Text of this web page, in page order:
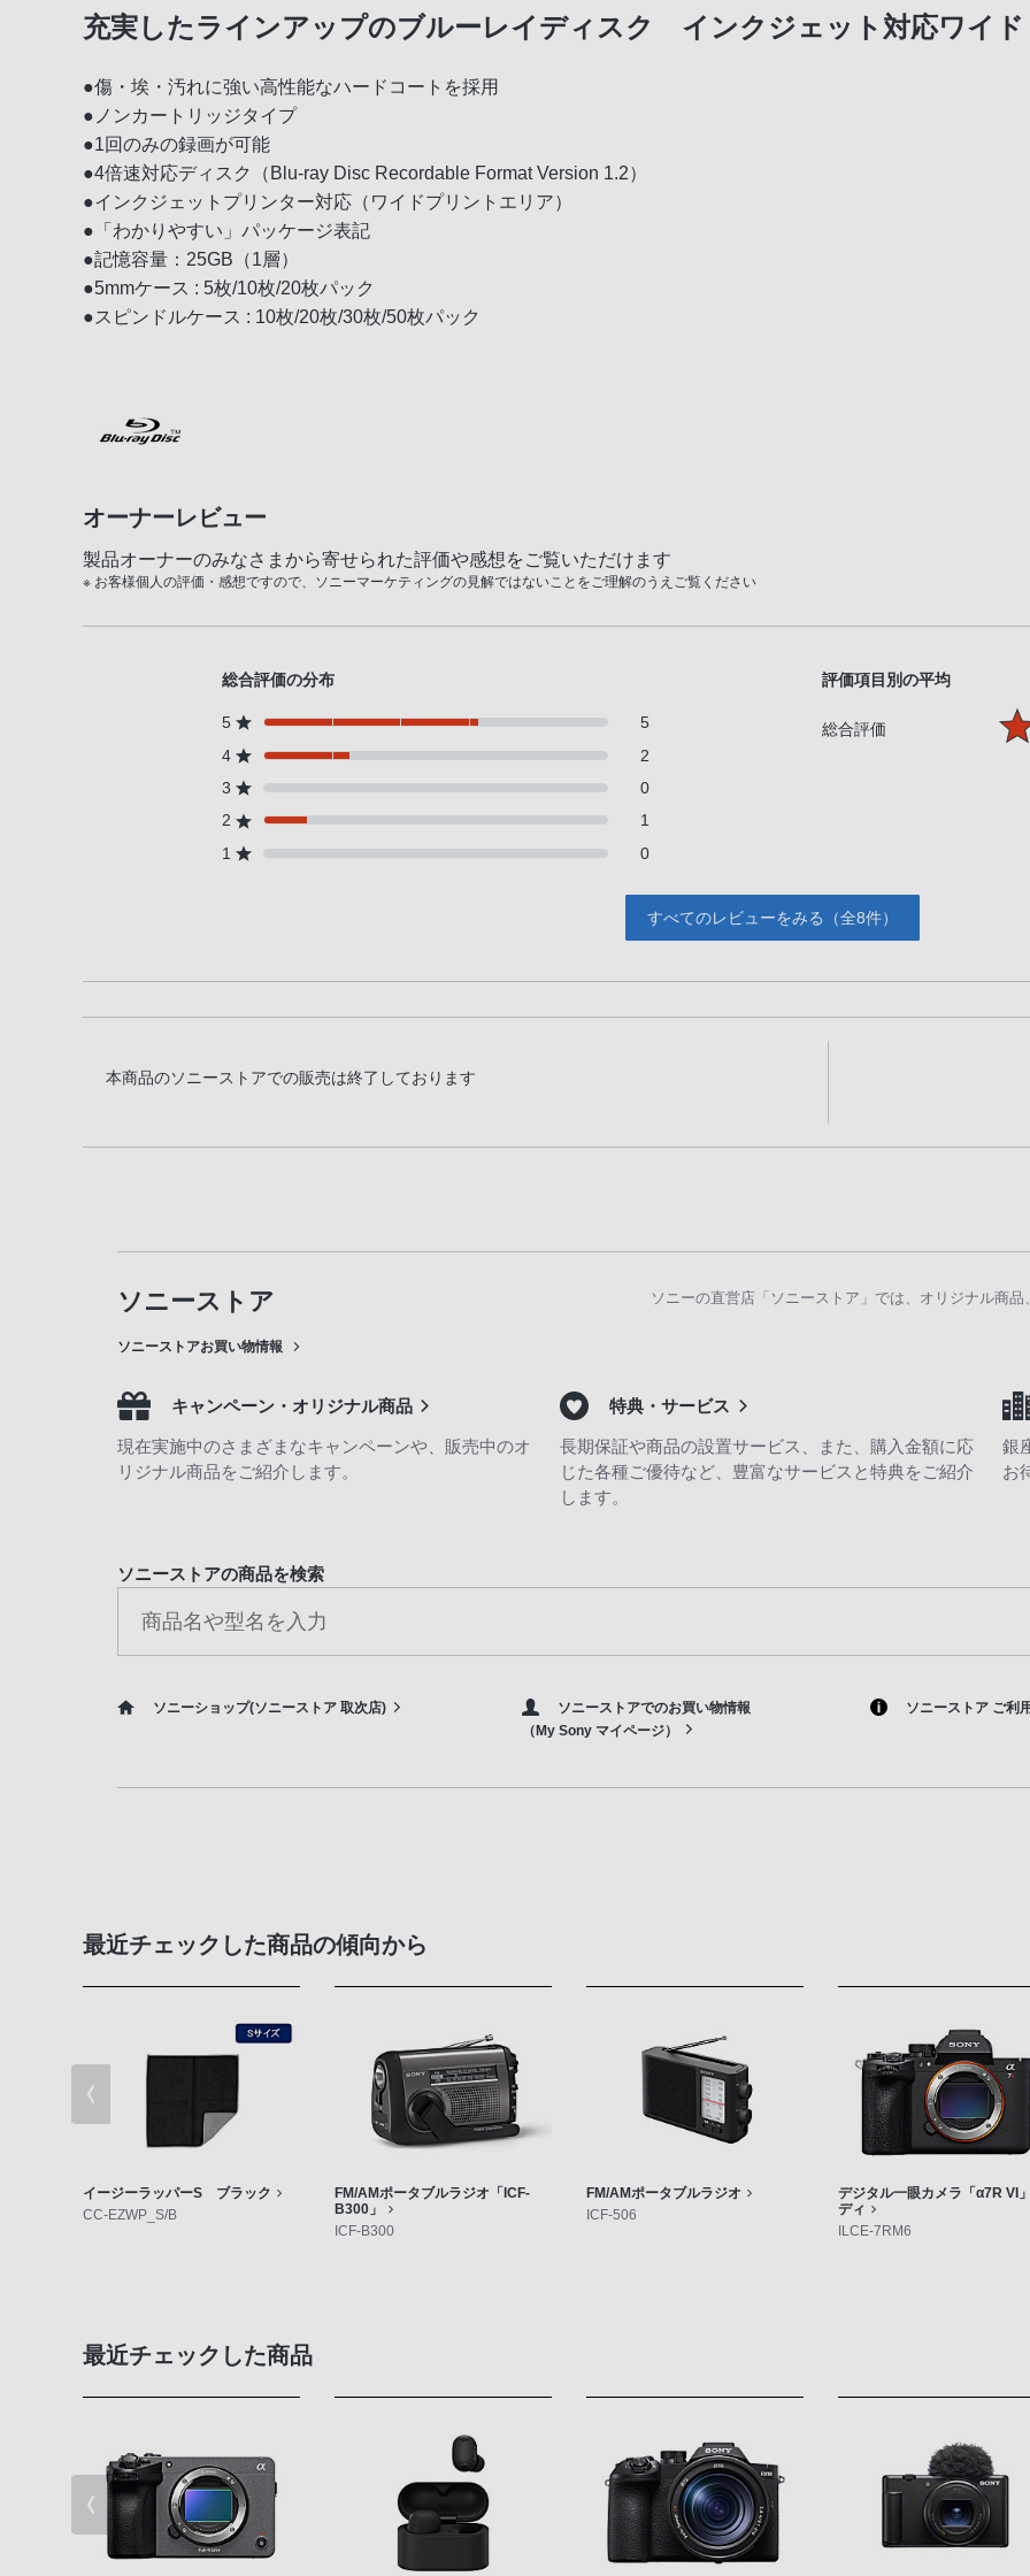
充実したラインアップのブルーレイディスク インクジェット対応ワイド
●傷・埃・汚れに強い高性能なハードコートを採用
●ノンカートリッジタイプ
●1回のみの録画が可能
●4倍速対応ディスク（Blu-ray Disc Recordable Format Version 1.2）
●インクジェットプリンター対応（ワイドプリントエリア）
●「わかりやすい」パッケージ表記
●記憶容量：25GB（1層）
●5mmケース : 5枚/10枚/20枚パック
●スピンドルケース : 10枚/20枚/30枚/50枚パック
オーナーレビュー
製品オーナーのみなさまから寄せられた評価や感想をご覧いただけます
※ お客様個人の評価・感想ですので、ソニーマーケティングの見解ではないことをご理解のうえご覧ください
総合評価の分布
5
5
4
2
3
0
2
1
1
0
評価項目別の平均
総合評価
すべてのレビューをみる（全8件）
本商品のソニーストアでの販売は終了しております
ソニーストア ソニーの直営店「ソニーストア」では、オリジナル商
ソニーストアお買い物情報
キャンペーン・オリジナル商品
現在実施中のさまざまなキャンペーンや、販売中のオ
リジナル商品をご紹介します。
特典・サービス
長期保証や商品の設置サービス、また、購入金額に応
じた各種ご優待など、豊富なサービスと特典をご紹介
します。
銀
お
ソニーストアの商品を検索
ソニーショップ(ソニーストア 取次店)
ソニーストアでのお買い物情報
（My Sony マイページ）
ソニーストア ご利
最近チェックした商品の傾向から
イージーラッパーS ブラック
CC-EZWP_S/B
FM/AMポータブルラジオ「ICF-
B300」
ICF-B300
FM/AMポータブルラジオ
ICF-506
デジタル一眼カメラ「α7R VI
ディ
ILCE-7RM6
最近チェックした商品